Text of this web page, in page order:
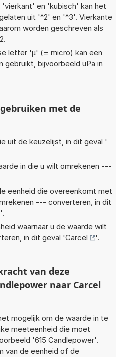
'vierkant' en 'kubisch' kan het
uit '^2' en '^3'. Vierkante
worden geschreven als
letter 'µ' (= micro) kan een
gebruikt, bijvoorbeeld uPa in
met de
uit de keuzelijst, in dit geval '
in die u wilt omrekenen ---
eenheid die overeenkomt met
--- converteren, in dit
'.
waarnaar u de waarde wilt
in dit geval 'Carcel '.
van deze
naar Carcel
mogelijk om de waarde in te
meeteenheid die moet
'615 Candlepower'.
van de eenheid of de